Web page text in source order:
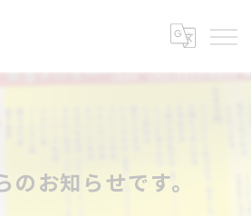
のお知らせです。